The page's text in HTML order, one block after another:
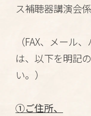
ス補聴器講演会係
（FAX、メール
は、以下を明記
い。）
①ご住所、